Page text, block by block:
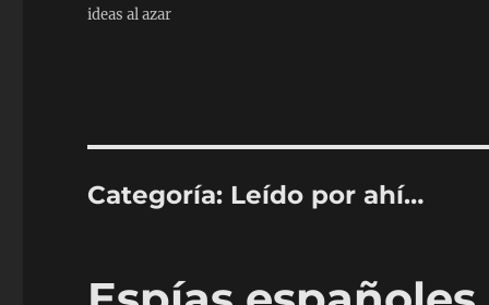
ideas al azar
Categoría: Leído por ahí…